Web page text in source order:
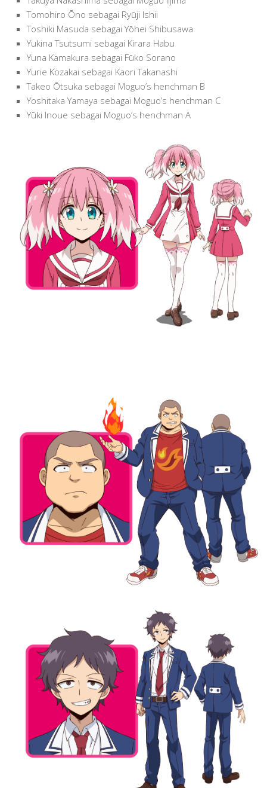
Tomohiro Ōno sebagai Ryūji Ishii
Toshiki Masuda sebagai Yōhei Shibusawa
Yukina Tsutsumi sebagai Kirara Habu
Yuna Kamakura sebagai Fūko Sorano
Yurie Kozakai sebagai Kaori Takanashi
Takeo Ōtsuka sebagai Moguo’s henchman B
Yoshitaka Yamaya sebagai Moguo’s henchman C
Yūki Inoue sebagai Moguo’s henchman A